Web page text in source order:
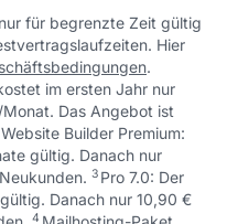
konnte.
uns unter:
oderkonnte.
uns unter:
oder
konnte.
uns unter:
oder
für begrenzte Zeit gültig
Hier
.
im ersten Jahr nur
Das Angebot ist
1
Website Builder Premium:
gültig. Danach nur
↩ 1
3 Pro 7.0: Der
Danach nur 10,90 €
↩ 1
4